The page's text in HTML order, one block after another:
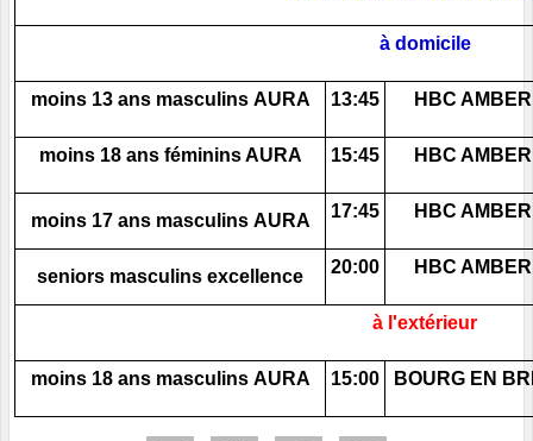
à domicile
moins 13 ans masculins AURA 13:45 HBC
moins 18 ans féminins AURA 15:45 HBC
moins 17 ans masculins AURA 17:45 HBC
seniors masculins excellence 20:00 HBC
à l'extérieur
moins 18 ans masculins AURA 15:00 BOURG EN